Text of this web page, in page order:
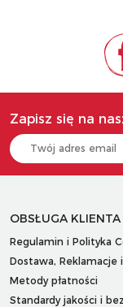
Zapisz się na
OBSŁUGA KLIENTA
Regulamin i Polityka
Dostawa, Reklamacje
Metody płatności
Standardy jakości i